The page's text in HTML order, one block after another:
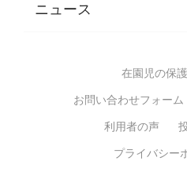
バイリンガル保育園
スポーツ保育園
モンテッソーリ式
STEAMS保育・学童
SDGsについて
ニュース
在園児の保
お問い合わせフォーム
利用者の声
プライバシー